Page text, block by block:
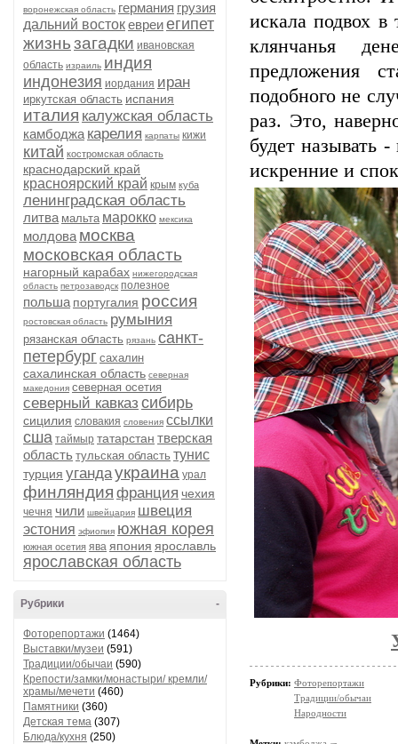
воронежская область германия грузия
дальний востокевреиегипет
жизньзагадки ивановская
область израиль индия
индонезия иордания иран
иркутская область испания
италия калужская область
камбоджа карелия карпаты кижи
китай костромская область
краснодарский край
красноярский край крым куба
ленинградская область
литва мальта марокко мексика
молдова москва
московская область
нагорный карабах нижегородская
область петрозаводск полезное
польша португалия россия
ростовская область румыния
рязанская область рязань санкт-
петербург сахалин
сахалинская область северная
македония северная осетия
северный кавказ сибирь
сицилия словакия словения ссылки
сша таймыр татарстан тверская
область тульская область тунис
турция угандаукраина урал
финляндия франция чехия
чечня чили швейцария швеция
эстония эфиопия южная корея
южная осетия ява япония ярославль
ярославская область
-
Рубрики
Фоторепортажи (1464)
Выставки/музеи (591)
Традиции/обычаи (590)
Крепости/замки/монастыри/ кремли/
храмы/мечети (460)
Памятники (360)
Детская тема (307)
Блюда/кухня (250)
искала подвох в
клянчанья
предложения
подобного не
раз. Это,
будет называть
искренние и
Рубрики: Фоторепортажи
Традиции/обычаи
Народности